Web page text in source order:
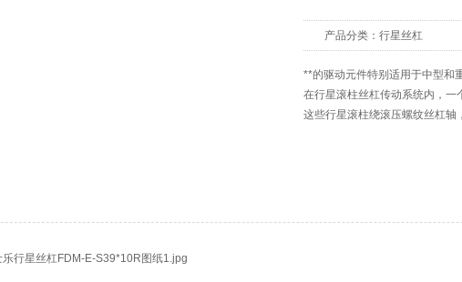
产品分类：行星丝杠
**的驱动元件特别适用于中型和
在行星滚柱丝杠传动系统内，一
这些行星滚柱绕滚压螺纹丝杠轴